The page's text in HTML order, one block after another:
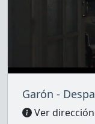
Garón -
Ver